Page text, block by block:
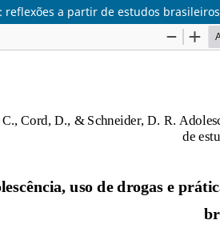
a partir de estudos brasileiros